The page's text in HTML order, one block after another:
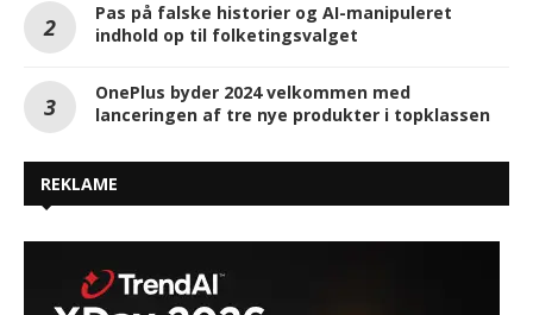
Pas på falske historier og AI-manipuleret
indhold op til folketingsvalget
OnePlus byder 2024 velkommen med
lanceringen af tre nye produkter i topklassen
REKLAME